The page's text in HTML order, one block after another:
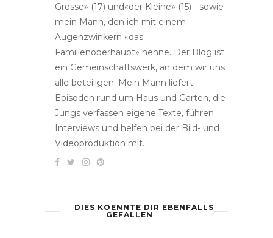
Grosse» (17) und«der Kleine» (15) - sowie
mein Mann, den ich mit einem
Augenzwinkern «das
Familienoberhaupt» nenne. Der Blog ist
ein Gemeinschaftswerk, an dem wir uns
alle beteiligen. Mein Mann liefert
Episoden rund um Haus und Garten, die
Jungs verfassen eigene Texte, führen
Interviews und helfen bei der Bild- und
Videoproduktion mit.
DIES KOENNTE DIR EBENFALLS
GEFALLEN